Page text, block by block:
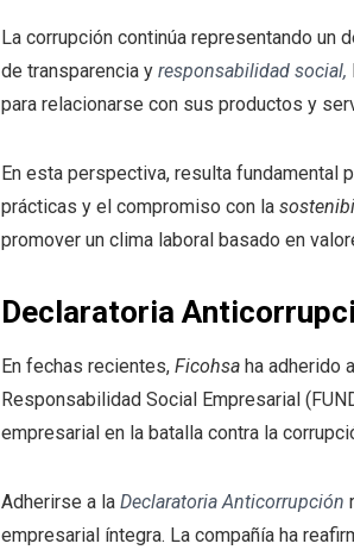
La corrupción continúa representando
de transparencia yresponsabilidad social,
para relacionarse con sus productos y
En esta perspectiva, resulta fundamental
prácticas y el compromiso con la
promover un clima laboral basado en
Declaratoria
En fechas recientes,Ficohsa ha adherido
Responsabilidad Social Empresarial
empresarial en la batalla contra la
Adherirse a laDeclaratoria Anticorrupción
empresarial íntegra. La compañía ha